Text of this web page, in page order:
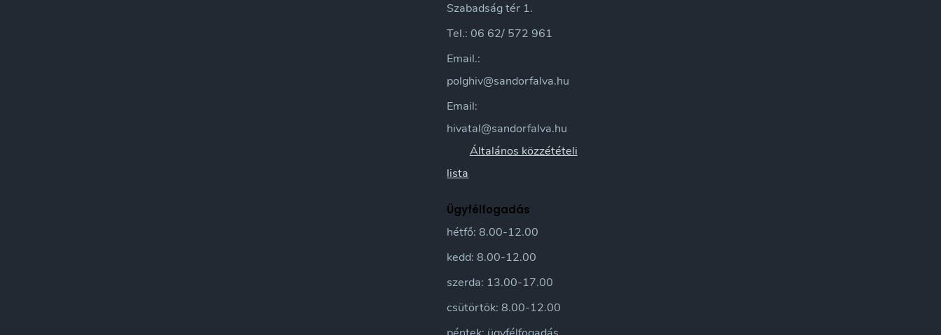
Szabadság tér 1.
Tel.: 06 62/ 572 961
Email.:
polghiv@sandorfalva.hu
Email:
hivatal@sandorfalva.hu
Általános közzétételi
lista
Ügyfélfogadás
hétfő: 8.00-12.00
kedd: 8.00-12.00
szerda: 13.00-17.00
csütörtök: 8.00-12.00